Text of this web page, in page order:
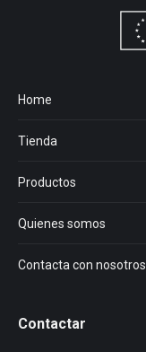
Home
Tienda
Productos
Quienes somos
Contacta con nosotros
Contactar